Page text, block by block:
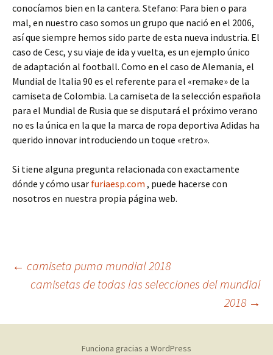
conocíamos bien en la cantera. Stefano: Para bien o para
mal, en nuestro caso somos un grupo que nació en el 2006,
así que siempre hemos sido parte de esta nueva industria. El
caso de Cesc, y su viaje de ida y vuelta, es un ejemplo único
de adaptación al football. Como en el caso de Alemania, el
Mundial de Italia 90 es el referente para el «remake» de la
camiseta de Colombia. La camiseta de la selección española
para el Mundial de Rusia que se disputará el próximo verano
no es la única en la que la marca de ropa deportiva Adidas ha
querido innovar introduciendo un toque «retro».
Si tiene alguna pregunta relacionada con exactamente
dónde y cómo usar furiaesp.com , puede hacerse con
nosotros en nuestra propia página web.
Navegación
← camiseta puma mundial 2018
camisetas de todas las selecciones del mundial
2018 →
Funciona gracias a WordPress